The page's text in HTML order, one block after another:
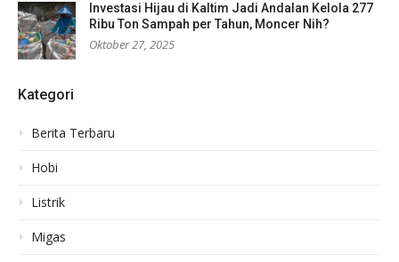
Investasi Hijau di Kaltim Jadi Andalan Kelola 277
Ribu Ton Sampah per Tahun, Moncer Nih?
Oktober 27, 2025
Kategori
Berita Terbaru
Hobi
Listrik
Migas